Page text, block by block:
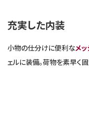
充実した内装
小物の仕分けに便利なメ
ェルに装備。荷物を素早く